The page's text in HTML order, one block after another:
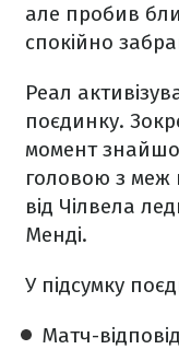
але пробив
спокійно
Реал
поєдинку.
момент
головою з
від Чілвела
Менді.
У підсумку
Матч-